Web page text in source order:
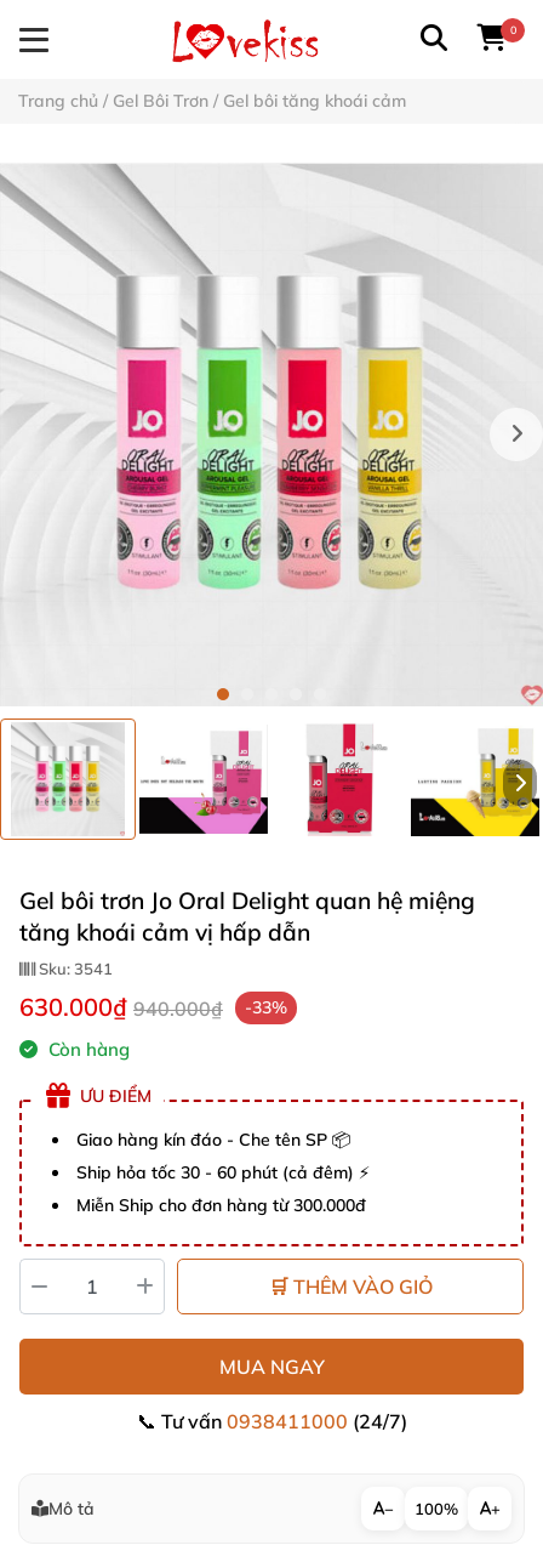
0
Trang chủ / Gel Bôi Trơn / Gel bôi tăng khoái cảm
Gel bôi trơn Jo Oral Delight quan hệ miệng
tăng khoái cảm vị hấp dẫn
Sku:3541
630.000₫ 940.000₫ -33%
Còn hàng
ƯU ĐIỂM
Giao hàng kín đáo - Che tên SP 📦
Ship hỏa tốc 30 - 60 phút (cả đêm) ⚡
Miễn Ship cho đơn hàng từ 300.000đ
🛒 THÊM VÀO GIỎ
MUA NGAY
📞 Tư vấn 0938411000 (24/7)
Mô tả − 100% +